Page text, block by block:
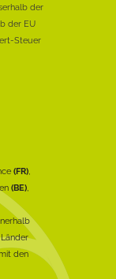
der
der EU
Steuer
(FR),
(BE),
den